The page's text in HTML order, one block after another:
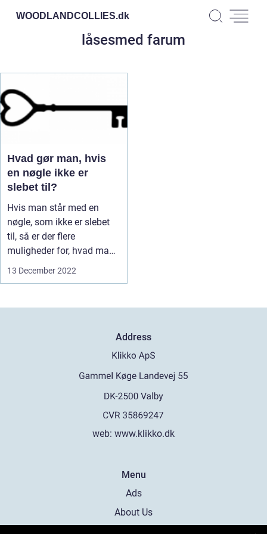
WOODLANDCOLLIES.dk
låsesmed farum
Hvad gør man, hvis
en nøgle ikke er
slebet til?
Hvis man står med en
nøgle, som ikke er slebet
til, så er der flere
muligheder for, hvad man
kan gør...
13 December 2022
Address
web: www.klikko.dk
Menu
Ads
About Us